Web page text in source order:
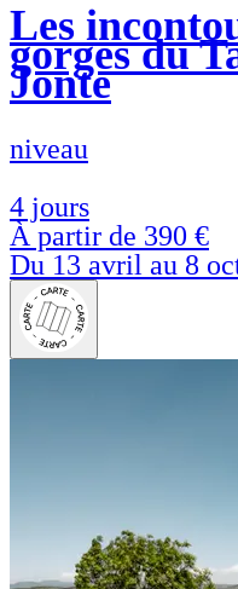
Les
gorges du
Jonte
niveau
4 jours
À partir de 390 €
Du 13 avril au 8